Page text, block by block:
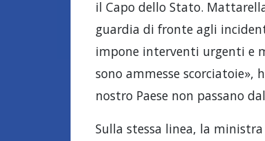
il Capo dello Stato.
guardia di fronte agli
impone interventi urgenti e
sono ammesse
nostro Paese non passano
Sulla stessa linea, la